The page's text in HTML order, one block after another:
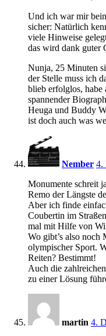
Und ich war mir
sicher: Natürlich
viele Hinweise
das wird dank guter
Nunja, 25 Minuten
der Stelle muss ich
blieb erfolglos, habe
spannender
Heuga und Buddy
ist doch auch was
Nember 4.
Monumente schreit
Remo der Längste
Aber ich finde
Coubertin im
mal mit Hilfe von
Wo gibt’s also noch
olympischer Sport.
Reiten? Bestimmt!
Auch die
zu einer Lösung
martin 4.